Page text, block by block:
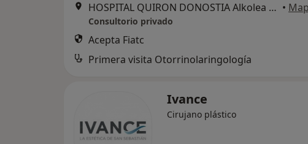
HOSPITAL QUIRON DONOSTIA Alkolea parkea, 7, Donostia-San Sebastian •
Consultorio privado
Acepta Fiatc
Primera visita Otorrinolaringología
Ivance
Cirujano plástico